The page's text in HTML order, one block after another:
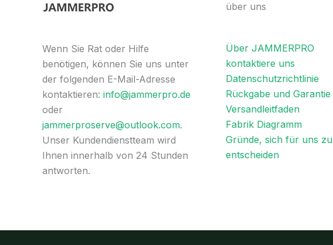
Wenn Sie Rat oder Hilfe
benötigen, können Sie uns unter
der folgenden E-Mail-Adresse
kontaktieren: info@jammerpro.de
oder
jammerproserve@outlook.com.
Unser Kundendienstteam wird
Ihnen innerhalb von 24 Stunden
antworten.
über uns
Über JAMMERPRO
kontaktiere uns
Datenschutzrichtlinie
Rückgabe und Garantie
Versandleitfaden
Fabrik Diagramm
Gründe, sich für uns zu
entscheiden